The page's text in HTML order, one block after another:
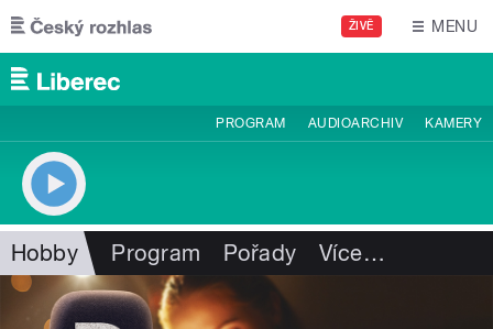
Přejít k hlavnímu obsahu
ŽIVĚ MENU
PROGRAM AUDIOARCHIV KAMERY
Hobby Program Pořady Více…